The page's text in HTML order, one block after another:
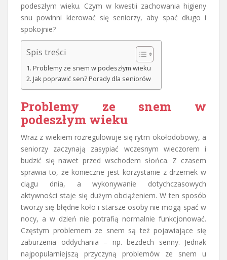
podeszłym wieku. Czym w kwestii zachowania higieny
snu powinni kierować się seniorzy, aby spać długo i
spokojnie?
Spis treści
Problemy ze snem w podeszłym wieku
Jak poprawić sen? Porady dla seniorów
Problemy ze snem w
podeszłym wieku
Wraz z wiekiem rozregulowuje się rytm okołodobowy, a
seniorzy zaczynają zasypiać wczesnym wieczorem i
budzić się nawet przed wschodem słońca. Z czasem
sprawia to, że konieczne jest korzystanie z drzemek w
ciągu dnia, a wykonywanie dotychczasowych
aktywności staje się dużym obciążeniem. W ten sposób
tworzy się błędne koło i starsze osoby nie mogą spać w
nocy, a w dzień nie potrafią normalnie funkcjonować.
Częstym problemem ze snem są też pojawiające się
zaburzenia oddychania – np. bezdech senny. Jednak
najpopularniejszą przyczyną problemów ze snem u